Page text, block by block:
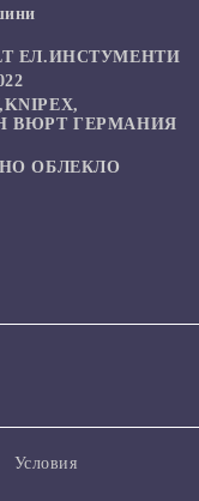
ЕЛ.ИНСТУМЕНТИ
ВЮРТ ГЕРМАНИЯ
ОБЛЕКЛО
Условия